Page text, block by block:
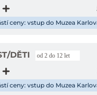
ceny: vstup do Muzea
DĚTI od 2 do 12 let
ceny: vstup do Muzea